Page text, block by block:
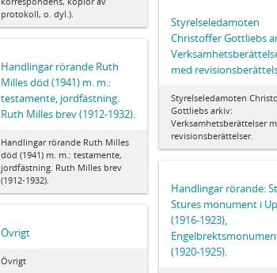
protokoll, o. dyl.).
Styrelseledamoten
Christoffer Gottliebs
med
Styrelseledamoten
Gottliebs arkiv:
Verksamhetsberättelser
revisionsberättelser.
Handlingar rörande Ruth
Milles död (1941) m. m.:
testamente, jordfästning.
Ruth Milles brev (1912-1932).
Handlingar rörande Ruth Milles
död (1941) m. m.: testamente,
jordfästning. Ruth Milles brev
(1912-1932).
Handlingar rörande:
Stures monument i
(1916-1923),
(1920-1925).
Övrigt
Övrigt